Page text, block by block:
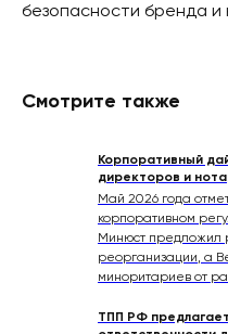
безопасности бренда и
Смотрите также
Корпоративный
директоров и
Май 2026 года
корпоративном
Минюст предложил
реорганизации, а
миноритариев от
ТПП РФ